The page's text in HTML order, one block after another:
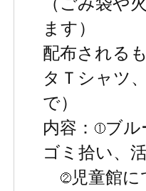
ます）
配布される
タＴシャツ
で）
内容：
ブル
ゴミ拾い、
児童館